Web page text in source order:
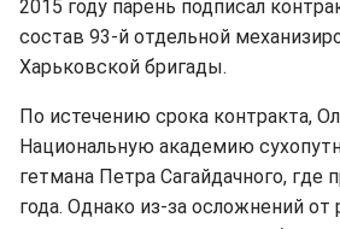
2015 году парень подписал
состав 93-й отдельной
Харьковской бригады.
По истечению срока контракта,
Национальную академию
гетмана Петра Сагайдачного, где
года. Однако из-за осложнений от